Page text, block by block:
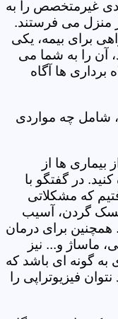
غیرمتخصص را به
منزل می فرستند.
برای بیمه، یکی
آن را به شما می
برداری ها آگاه
شامل چه مواردی
بیماری ها از
در گفتگو با
که مشکلاتی
گردن، آسیب
برای درمان
ماساژ و... نیز
به گونه ای باشد که
فیزیوتراپی را